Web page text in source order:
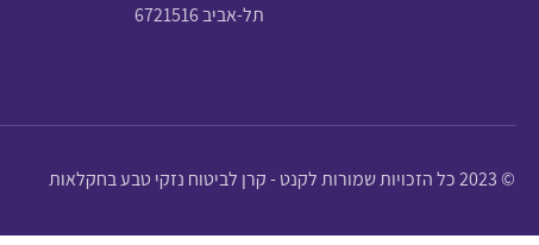
תל-אביב 6721516
© 2023 כל הזכויות שמורות לקנט - קרן לביטוח נזקי טבע בחקלאות